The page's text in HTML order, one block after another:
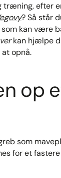
efter
? Så står
kan være
kan hjælpe
opnå.
op
som
for et